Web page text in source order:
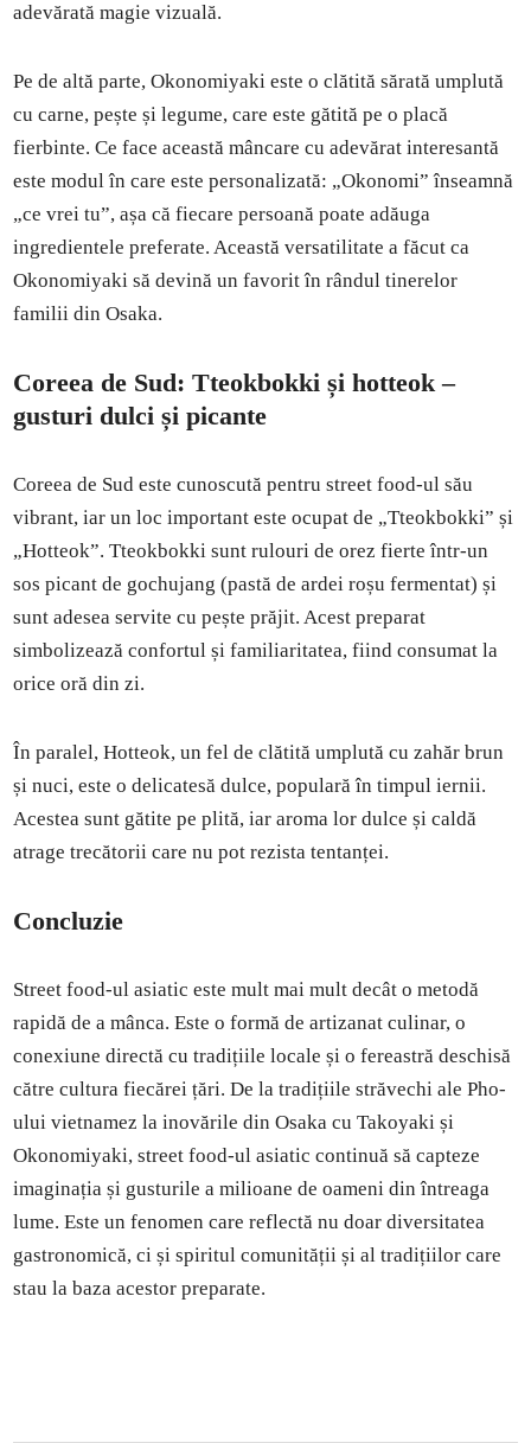
adevărată magie vizuală.
Pe de altă parte, Okonomiyaki este o clătită sărată umplută
cu carne, pește și legume, care este gătită pe o placă
fierbinte. Ce face această mâncare cu adevărat interesantă
este modul în care este personalizată: „Okonomi” înseamnă
„ce vrei tu”, așa că fiecare persoană poate adăuga
ingredientele preferate. Această versatilitate a făcut ca
Okonomiyaki să devină un favorit în rândul tinerelor
familii din Osaka.
Coreea de Sud: Tteokbokki și hotteok –
gusturi dulci și picante
Coreea de Sud este cunoscută pentru street food-ul său
vibrant, iar un loc important este ocupat de „Tteokbokki” și
„Hotteok”. Tteokbokki sunt rulouri de orez fierte într-un
sos picant de gochujang (pastă de ardei roșu fermentat) și
sunt adesea servite cu pește prăjit. Acest preparat
simbolizează confortul și familiaritatea, fiind consumat la
orice oră din zi.
În paralel, Hotteok, un fel de clătită umplută cu zahăr brun
și nuci, este o delicatesă dulce, populară în timpul iernii.
Acestea sunt gătite pe plită, iar aroma lor dulce și caldă
atrage trecătorii care nu pot rezista tentanței.
Concluzie
Street food-ul asiatic este mult mai mult decât o metodă
rapidă de a mânca. Este o formă de artizanat culinar, o
conexiune directă cu tradițiile locale și o fereastră deschisă
către cultura fiecărei țări. De la tradițiile străvechi ale Pho-
ului vietnamez la inovările din Osaka cu Takoyaki și
Okonomiyaki, street food-ul asiatic continuă să capteze
imaginația și gusturile a milioane de oameni din întreaga
lume. Este un fenomen care reflectă nu doar diversitatea
gastronomică, ci și spiritul comunității și al tradițiilor care
stau la baza acestor preparate.